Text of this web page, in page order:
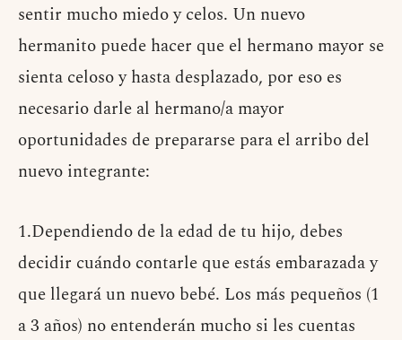
sentir mucho miedo y celos. Un nuevo
hermanito puede hacer que el hermano mayor se
sienta celoso y hasta desplazado, por eso es
necesario darle al hermano/a mayor
oportunidades de prepararse para el arribo del
nuevo integrante:
1.Dependiendo de la edad de tu hijo, debes
decidir cuándo contarle que estás embarazada y
que llegará un nuevo bebé. Los más pequeños (1
a 3 años) no entenderán mucho si les cuentas